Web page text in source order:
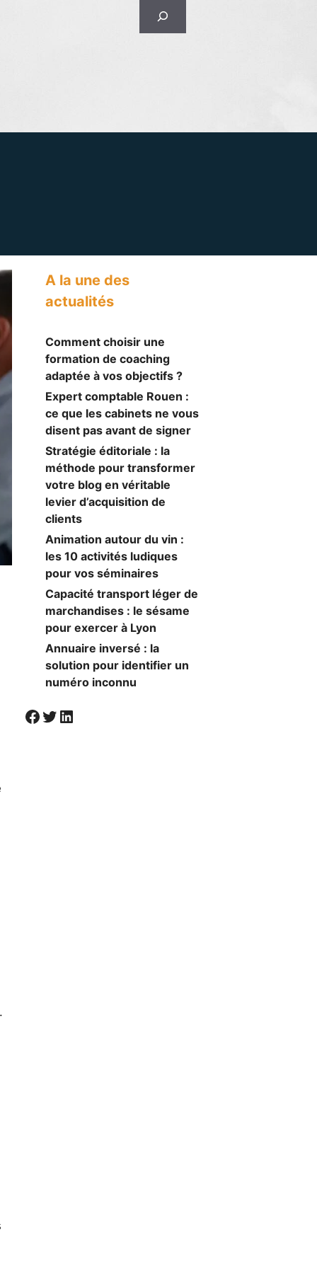
Rechercher
A la une des
actualités
Comment choisir une
formation de coaching
adaptée à vos objectifs ?
Expert comptable Rouen :
ce que les cabinets ne vous
disent pas avant de signer
Stratégie éditoriale : la
méthode pour transformer
votre blog en véritable
levier d’acquisition de
clients
Animation autour du vin :
les 10 activités ludiques
pour vos séminaires
Capacité transport léger de
marchandises : le sésame
pour exercer à Lyon
Annuaire inversé : la
solution pour identifier un
numéro inconnu
Visiter la page Facebook de Societal
Twitter
LinkedIn